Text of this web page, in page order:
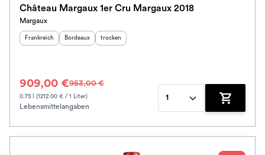
Château Margaux 1er Cru Margaux 2018
Margaux
Herkunftsland
Frankreich Herkunftsregion:
Bordeaux Geschmack
trocken
909,00 €953,00 €
0.75 l (1212.00 € / 1 Liter)
Lebensmittelangaben
1
Zum